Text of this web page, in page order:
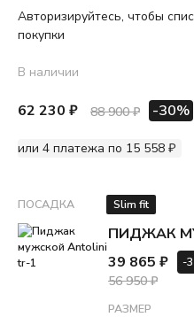
Авторизируйтесь, чтобы
покупки
В наличии
62 230 ₽ 88 900 ₽ -30%
или 4 платежа по 15 558 ₽
ПОСАДКА Slim fit
ПИДЖАК
39 865 ₽
56 950 ₽
-
РАЗМЕР